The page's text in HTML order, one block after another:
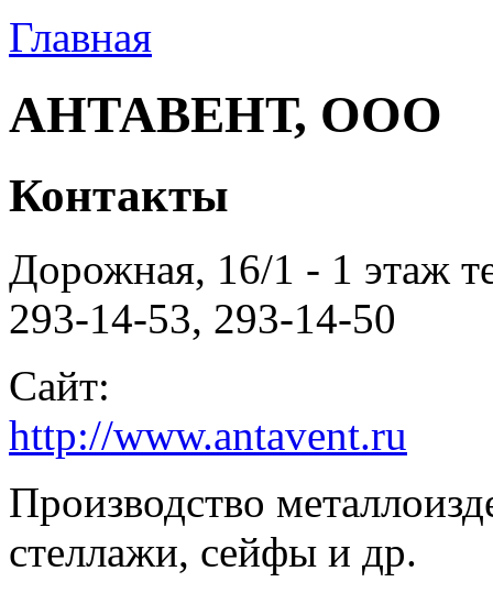
Главная
АНТАВЕНТ, ООО
Контакты
Дорожная, 16/1 - 1 этаж
293-14-53, 293-14-50
Сайт:
http://www.antavent.ru
Производство
стеллажи, сейфы и др.